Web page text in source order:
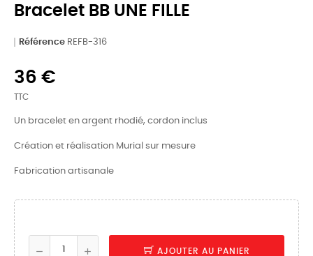
Bracelet BB UNE FILLE
Référence REFB-316
36 €
TTC
Un bracelet en argent rhodié, cordon inclus
Création et réalisation Murial sur mesure
Fabrication artisanale
AJOUTER AU PANIER